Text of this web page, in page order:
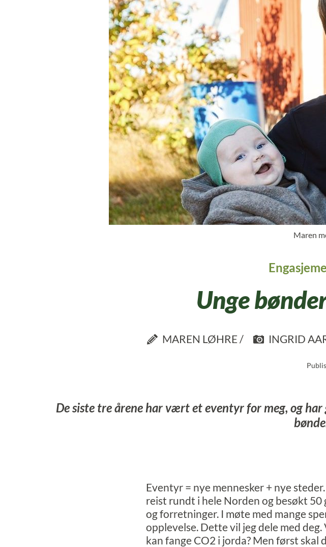
Maren
Unge
MAREN LØHRE / INGRID
De siste tre årene har vært et eventyr for meg, og
Eventyr = nye mennesker + nye
reist rundt i hele Norden og besøkt
og forretninger. I møte med mange
opplevelse. Dette vil jeg dele med
kan fange CO2 i jorda? Men først